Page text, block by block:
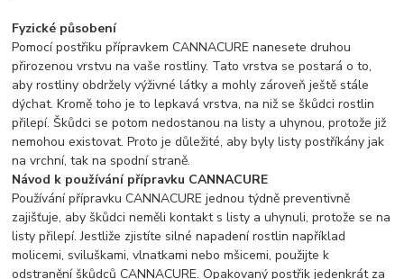
Fyzické působení
Pomocí postřiku přípravkem CANNACURE nanesete druhou
přirozenou vrstvu na vaše rostliny. Tato vrstva se postará o to,
aby rostliny obdržely výživné látky a mohly zároveň ještě stále
dýchat. Kromě toho je to lepkavá vrstva, na niž se škůdci rostlin
přilepí. Škůdci se potom nedostanou na listy a uhynou, protože již
nemohou existovat. Proto je důležité, aby byly listy postříkány jak
na vrchní, tak na spodní straně.
Návod k používání přípravku CANNACURE
Používání přípravku CANNACURE jednou týdně preventivně
zajišťuje, aby škůdci neměli kontakt s listy a uhynuli, protože se na
listy přilepí. Jestliže zjistíte silné napadení rostlin například
molicemi, sviluškami, vlnatkami nebo mšicemi, použijte k
odstranění škůdců CANNACURE. Opakovaný postřik jedenkrát za